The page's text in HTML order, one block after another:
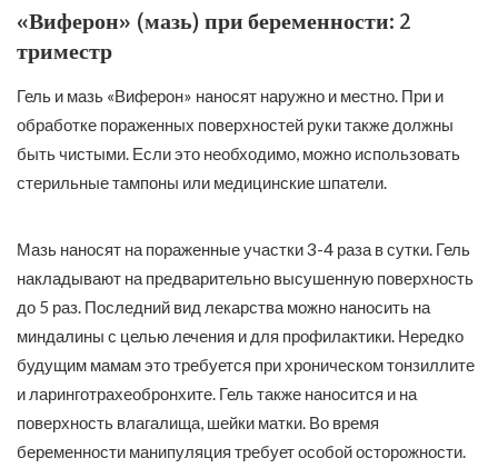
«Виферон» (мазь) при беременности: 2
триместр
Гель и мазь «Виферон» наносят наружно и местно. При и
обработке пораженных поверхностей руки также должны
быть чистыми. Если это необходимо, можно использовать
стерильные тампоны или медицинские шпатели.
Мазь наносят на пораженные участки 3-4 раза в сутки. Гель
накладывают на предварительно высушенную поверхность
до 5 раз. Последний вид лекарства можно наносить на
миндалины с целью лечения и для профилактики. Нередко
будущим мамам это требуется при хроническом тонзиллите
и ларинготрахеобронхите. Гель также наносится и на
поверхность влагалища, шейки матки. Во время
беременности манипуляция требует особой осторожности.